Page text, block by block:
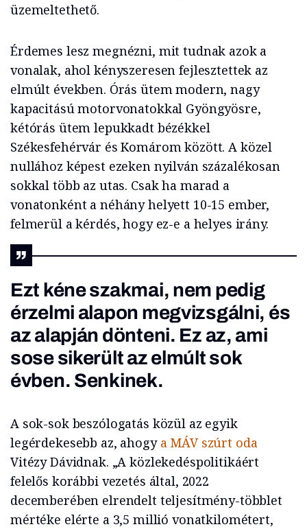
üzemeltethető.
Érdemes lesz megnézni, mit tudnak azok a
vonalak, ahol kényszeresen fejlesztettek az
elmúlt években. Órás ütem modern, nagy
kapacitású motorvonatokkal Gyöngyösre,
kétórás ütem lepukkadt bézékkel
Székesfehérvár és Komárom között. A közel
nullához képest ezeken nyilván százalékosan
sokkal több az utas. Csak ha marad a
vonatonként a néhány helyett 10-15 ember,
felmerül a kérdés, hogy ez-e a helyes irány.
Ezt kéne szakmai, nem pedig
érzelmi alapon megvizsgálni, és
az alapján dönteni. Ez az, ami
sose sikerült az elmúlt sok
évben. Senkinek.
A sok-sok beszólogatás közül az egyik
legérdekesebb az, ahogy a MÁV szúrt oda
Vitézy Dávidnak. „A közlekedéspolitikáért
felelős korábbi vezetés által, 2022
decemberében elrendelt teljesítmény-többlet
mértéke elérte a 3,5 millió vonatkilométert,